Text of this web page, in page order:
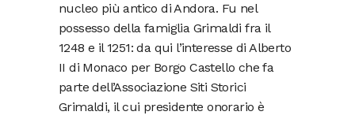
nucleo più antico di Andora. Fu nel
possesso della famiglia Grimaldi fra il
1248 e il 1251: da qui l’interesse di Alberto
II di Monaco per Borgo Castello che fa
parte dell’Associazione Siti Storici
Grimaldi, il cui presidente onorario è